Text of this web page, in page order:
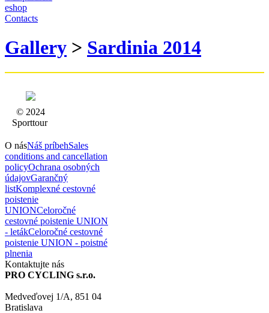
eshop
Contacts
Gallery > Sardinia 2014
© 2024
Sporttour
O násNáš príbehSales
conditions and cancellation
policyOchrana osobných
údajovGarančný
listKomplexné cestovné
poistenie
UNIONCeloročné
cestovné poistenie UNION
- letákCeloročné cestovné
poistenie UNION - poistné
plnenia
Kontaktujte nás
PRO CYCLING s.r.o.
Medveďovej 1/A, 851 04
Bratislava